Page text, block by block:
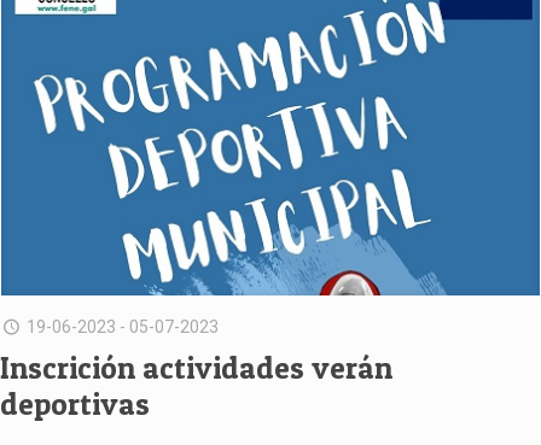
19-06-2023 - 05-07-2023
Inscrición actividades verán
deportivas